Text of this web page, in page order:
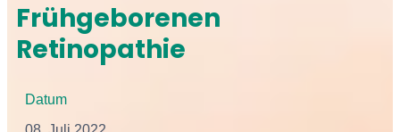
Frühgeborenen
Retinopathie
Datum